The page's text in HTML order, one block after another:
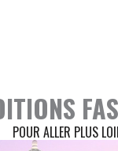
POUR ALLER PLUS